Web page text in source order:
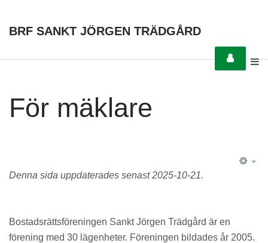
BRF SANKT JÖRGEN TRÄDGÅRD
För mäklare
Denna sida uppdaterades senast 2025-10-21.
Bostadsrättsföreningen Sankt Jörgen Trädgård är en
förening med 30 lägenheter. Föreningen bildades år 2005.